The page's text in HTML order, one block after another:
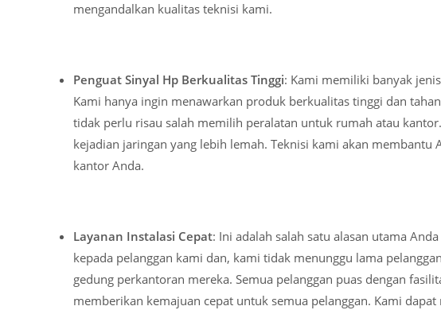
mengandalkan kualitas teknisi kami.
Penguat Sinyal Hp Berkualitas Tinggi: Kami memiliki banyak
Kami hanya ingin menawarkan produk berkualitas tinggi dan
tidak perlu risau salah memilih peralatan untuk rumah atau
kejadian jaringan yang lebih lemah. Teknisi kami akan
kantor Anda.
Layanan Instalasi Cepat: Ini adalah salah satu alasan utama
kepada pelanggan kami dan, kami tidak menunggu lama
gedung perkantoran mereka. Semua pelanggan puas dengan
memberikan kemajuan cepat untuk semua pelanggan. Kami